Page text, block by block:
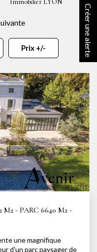
bien
Immobilier LYON
Créer une alerte
Prix +/-
M2 - PARC 6640 M2 -
une magnifique
d'un parc paysager de